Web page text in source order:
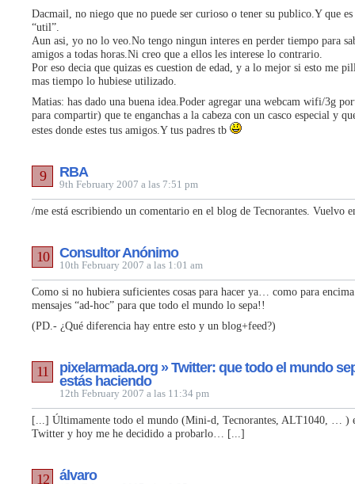
Dacmail, no niego que no puede ser curioso o tener su publico.Y que es
“util”.
Aun asi, yo no lo veo.No tengo ningun interes en perder tiempo para
amigos a todas horas.Ni creo que a ellos les interese lo contrario.
Por eso decia que quizas es cuestion de edad, y a lo mejor si esto me
mas tiempo lo hubiese utilizado.
Matias: has dado una buena idea.Poder agregar una webcam wifi/3g
para compartir) que te enganchas a la cabeza con un casco especial y
estes donde estes tus amigos.Y tus padres tb
RBA
9th February 2007 a las 7:51 pm
9
/me está escribiendo un comentario en el blog de Tecnorantes. Vuelvo
Consultor Anónimo
10th February 2007 a las 1:01 am
10
Como si no hubiera suficientes cosas para hacer ya… como para
mensajes “ad-hoc” para que todo el mundo lo sepa!!
(PD.- ¿Qué diferencia hay entre esto y un blog+feed?)
pixelarmada.org » Twitter: que todo el mundo
estás haciendo
12th February 2007 a las 11:34 pm
11
[...] Últimamente todo el mundo (Mini-d, Tecnorantes, ALT1040, … )
Twitter y hoy me he decidido a probarlo… [...]
álvaro
12